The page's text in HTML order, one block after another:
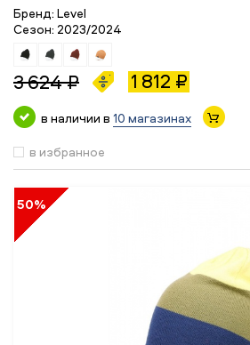
Бренд: Level
Сезон: 2023/2024
3 624 ₽ 1 812 ₽
в наличии в 10 магазинах
в избранное
50%